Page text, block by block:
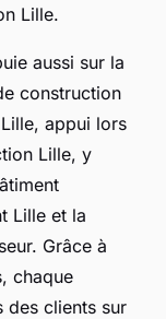
Lille.
aussi sur la
construction
appui lors
Lille, y
Lille et la
Grâce à
chaque
des clients sur